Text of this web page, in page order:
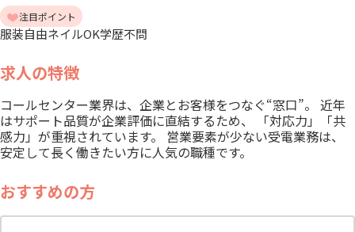
注目ポイント
服装自由ネイルOK学歴不問
求人の特徴
コールセンター業界は、企業とお客様をつなぐ“窓口”。 近年
はサポート品質が企業評価に直結するため、 「対応力」「共
感力」が重視されています。 営業要素が少ない受電業務は、
安定して長く働きたい方に人気の職種です。
おすすめの方